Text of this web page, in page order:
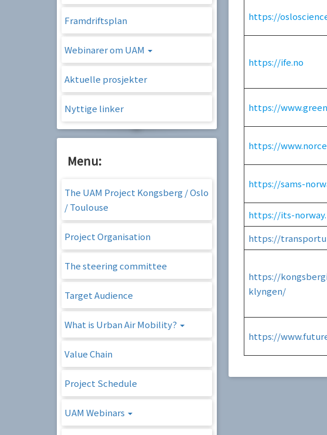
https://
https://ife.no
https://
https://
https://sams-
https://its-
https://
https://
klyngen/
https://
Framdriftsplan
Webinarer om UAM
Aktuelle prosjekter
Nyttige linker
Menu:
The UAM Project Kongsberg / Oslo
/ Toulouse
Project Organisation
The steering committee
Target Audience
What is Urban Air Mobility?
Value Chain
Project Schedule
UAM Webinars